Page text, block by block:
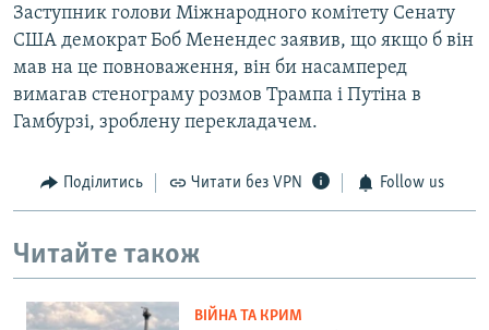
Заступник голови Міжнародного комітету Сенату
США демократ Боб Менендес заявив, що якщо б він
мав на це повноваження, він би насамперед
вимагав стенограму розмов Трампа і Путіна в
Гамбурзі, зроблену перекладачем.
Поділитись Читати без VPN Follow us
Читайте також
ВІЙНА ТА КРИМ